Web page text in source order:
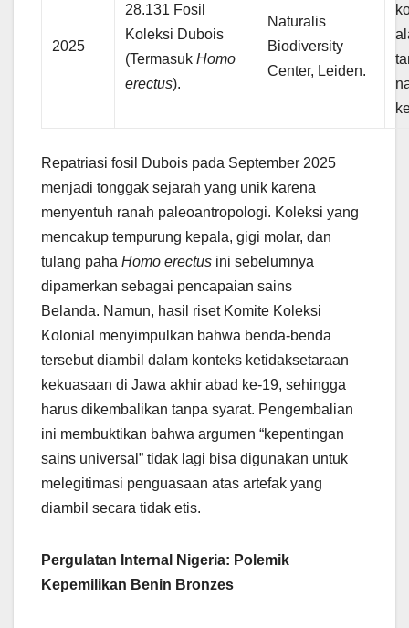
2025
28.131 Fosil
Koleksi Dubois
(TermasukHomo
erectus).
Naturalis
Biodiversity
Center, Leiden.
Repatriasi fosil Dubois pada September 2025
menjadi tonggak sejarah yang unik karena
menyentuh ranah paleoantropologi. Koleksi yang
mencakup tempurung kepala, gigi molar, dan
tulang paha Homo erectus ini sebelumnya
dipamerkan sebagai pencapaian sains
Belanda. Namun, hasil riset Komite Koleksi
Kolonial menyimpulkan bahwa benda-benda
tersebut diambil dalam konteks ketidaksetaraan
kekuasaan di Jawa akhir abad ke-19, sehingga
harus dikembalikan tanpa syarat. Pengembalian
ini membuktikan bahwa argumen “kepentingan
sains universal” tidak lagi bisa digunakan untuk
melegitimasi penguasaan atas artefak yang
diambil secara tidak etis.
Pergulatan Internal Nigeria: Polemik
Kepemilikan Benin Bronzes